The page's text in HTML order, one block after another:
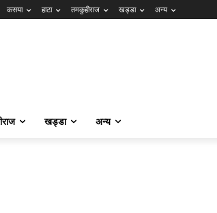
कसया हाटा तमकुहीराज खड्डा अन्य
खड्डा अन्य